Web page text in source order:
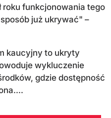
roku funkcjonowania tego
już ukrywać" –
kaucyjny to ukryty
wykluczenie
gdzie dostępność